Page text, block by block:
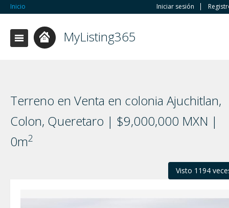
Inicio Iniciar sesión
MyListing365
Terreno en Venta en colonia Ajuchitlan,
Colon, Queretaro | $9,000,000 MXN |
0m2
Visto 1194